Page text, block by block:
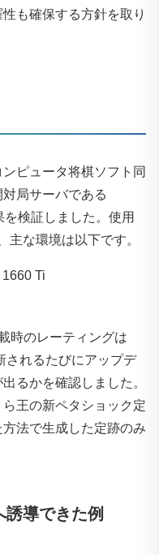
も確保する方針を取り
ピュータ将棋ソフト同
局サーバである
検証しました。使用
主な環境は以下です。
Ti
時のレーティングは
されるたびにアップデ
るかを確認しました。
王の新ペタショック定
法で生成した定跡のみ
導できた例